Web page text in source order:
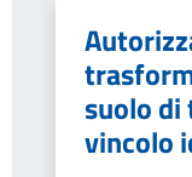
suolo
vincolo